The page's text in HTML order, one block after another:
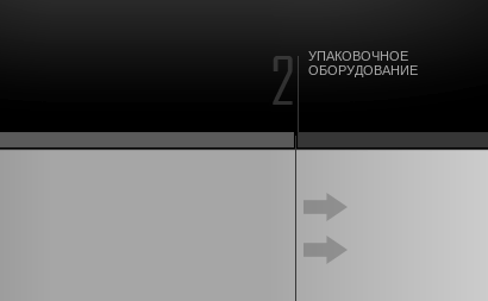
УПАКОВОЧНОЕ
ОБОРУДОВАНИЕ